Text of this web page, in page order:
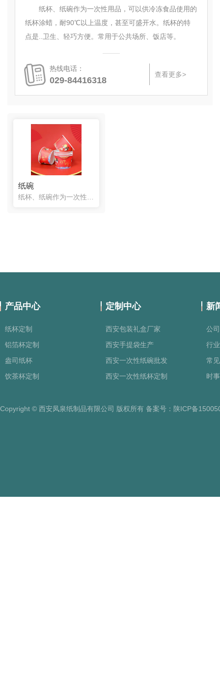
纸杯、纸碗作为一次性用品，可以供冷冻食品使用的
纸杯涂蜡，耐90℃以上温度，甚至可盛开水。纸杯的特
点是..卫生、轻巧方便。常用于公共场所、饭店等。
热线电话：
029-84416318
查看更多>
纸碗
产品中心
纸杯定制
铝箔杯定制
盎司纸杯
饮茶杯定制
定制中心
西安包装礼盒厂家
西安手提袋生产
西安一次性纸碗批发
西安一次性纸杯定制
新
公
行
常
时
Copyright © 西安凤泉纸制品有限公司 版权所有 备案号： 陕ICP备